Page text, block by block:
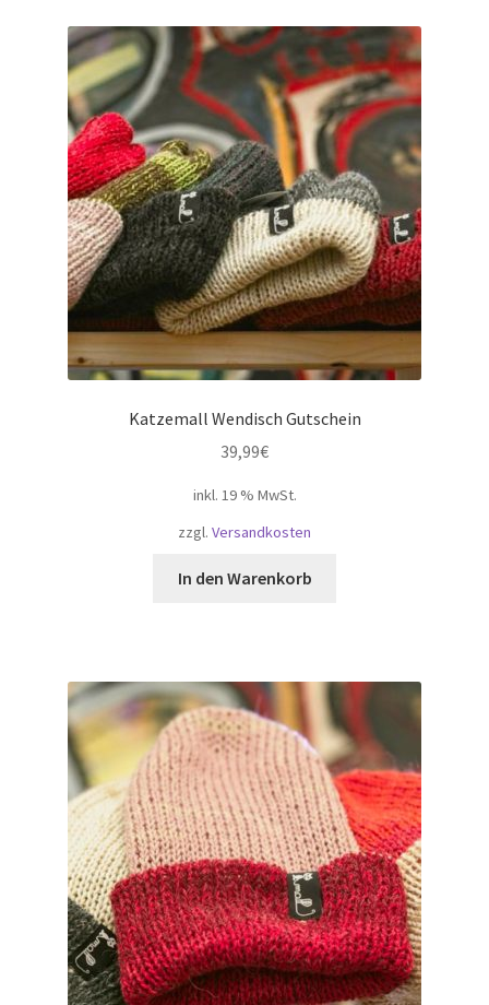
Katzemall Wendisch Gutschein
39,99€
inkl. 19 % MwSt.
zzgl. Versandkosten
In den Warenkorb